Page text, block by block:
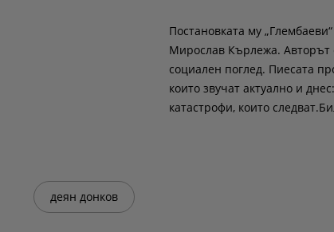
Постановката му
Мирослав Кърлежа. Авторът
социален поглед. Пиесата
които звучат актуално и
катастрофи, които
деян донков